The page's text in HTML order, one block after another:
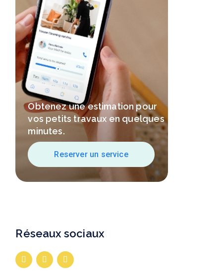
Obtenez une estimation pour
vos petits travaux en quelques
minutes.
Reserver un service
Réseaux sociaux